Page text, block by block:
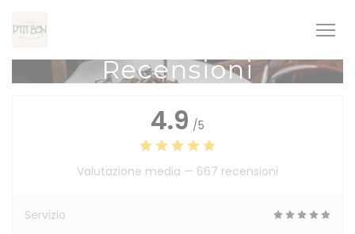
Recensioni
4.9 /5
Valutazione media — 667 recensioni
Servizio